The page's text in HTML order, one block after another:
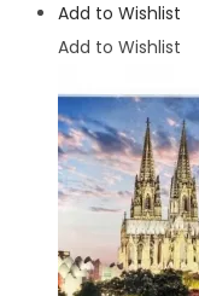
Add to Wishlist
Add to Wishlist